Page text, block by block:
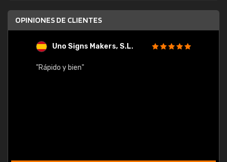
OPINIONES DE CLIENTES
Uno Signs Makers, S.L.
"Rápido y bien"